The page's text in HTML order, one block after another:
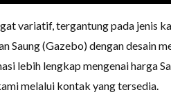
variatif, tergantung pada jenis
Saung (Gazebo) dengan desain
lebih lengkap mengenai harga
melalui kontak yang tersedia.